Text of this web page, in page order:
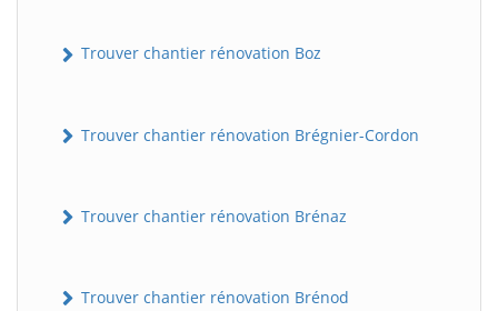
Trouver chantier rénovation Boz
Trouver chantier rénovation Brégnier-Cordon
Trouver chantier rénovation Brénaz
Trouver chantier rénovation Brénod